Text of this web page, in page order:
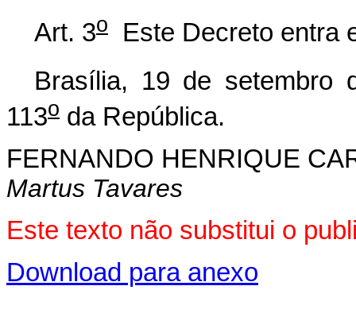
Art. 3o
Este Decreto entra
Brasília, 19 de setembro
113o da República.
FERNANDO HENRIQUE
Martus Tavares
Este texto não substitui o
Download para anexo